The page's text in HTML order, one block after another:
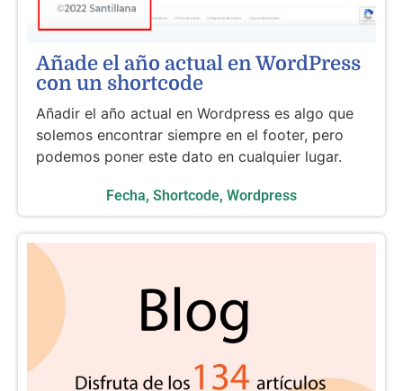
Añade el año actual en WordPress
con un shortcode
Añadir el año actual en Wordpress es algo que
solemos encontrar siempre en el footer, pero
podemos poner este dato en cualquier lugar.
Fecha, Shortcode, Wordpress